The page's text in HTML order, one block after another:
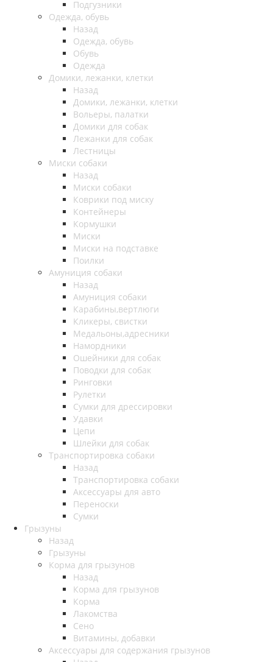
Подгузники
Одежда, обувь
Назад
Одежда, обувь
Обувь
Одежда
Домики, лежанки, клетки
Назад
Домики, лежанки, клетки
Вольеры, палатки
Домики для собак
Лежанки для собак
Лестницы
Миски собаки
Назад
Миски собаки
Коврики под миску
Контейнеры
Кормушки
Миски
Миски на подставке
Поилки
Амуниция собаки
Назад
Амуниция собаки
Карабины,вертлюги
Кликеры, свистки
Медальоны,адресники
Намордники
Ошейники для собак
Поводки для собак
Ринговки
Рулетки
Сумки для дрессировки
Удавки
Цепи
Шлейки для собак
Транспортировка собаки
Назад
Транспортировка собаки
Аксессуары для авто
Переноски
Сумки
Грызуны
Назад
Грызуны
Корма для грызунов
Назад
Корма для грызунов
Корма
Лакомства
Сено
Витамины, добавки
Аксессуары для содержания грызунов